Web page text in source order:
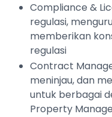
Compliance &
regulasi,
memberikan
regulasi
Contract
meninjau, dan
untuk berbagai
Property